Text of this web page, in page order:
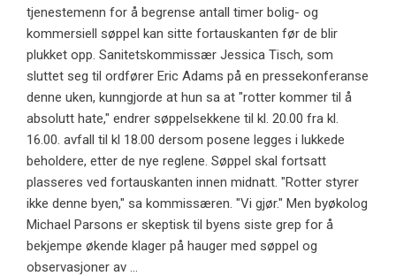
tjenestemenn for å begrense antall timer bolig- og
kommersiell søppel kan sitte fortauskanten før de blir
plukket opp. Sanitetskommissær Jessica Tisch, som
sluttet seg til ordfører Eric Adams på en pressekonferanse
denne uken, kunngjorde at hun sa at "rotter kommer til å
absolutt hate," endrer søppelsekkene til kl. 20.00 fra kl.
16.00. avfall til kl 18.00 dersom posene legges i lukkede
beholdere, etter de nye reglene. Søppel skal fortsatt
plasseres ved fortauskanten innen midnatt. "Rotter styrer
ikke denne byen," sa kommissæren. "Vi gjør." Men byøkolog
Michael Parsons er skeptisk til byens siste grep for å
bekjempe økende klager på hauger med søppel og
observasjoner av ...